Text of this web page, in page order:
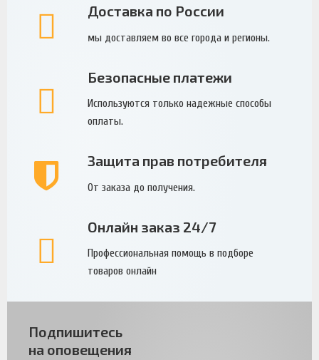
Доставка по России
мы доставляем во все города и регионы.
Безопасные платежи
Используются только надежные способы
оплаты.
Защита прав потребителя
От заказа до получения.
Онлайн заказ 24/7
Профессиональная помощь в подборе
товаров онлайн
Подпишитесь
на оповещения